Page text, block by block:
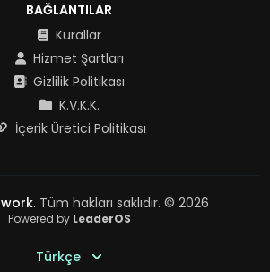
BAĞLANTILAR
Kurallar
Hizmet Şartları
Gizlilik Politikası
K.V.K.K.
İçerik Üretici Politikası
. Tüm hakları saklıdır. © 2026
Powered by LeaderOS
Türkçe